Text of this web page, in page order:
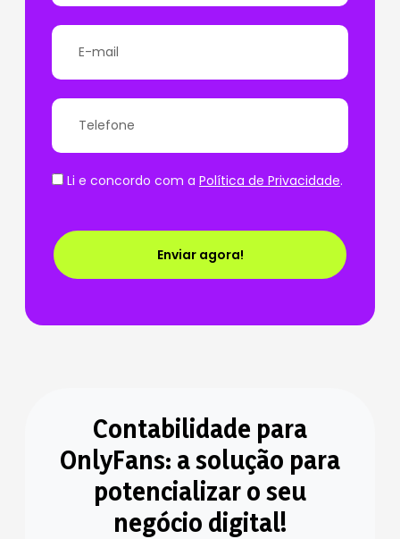
Li e concordo com a Política de Privacidade.
Enviar agora!
Contabilidade para
OnlyFans: a solução para
potencializar o seu
negócio digital!